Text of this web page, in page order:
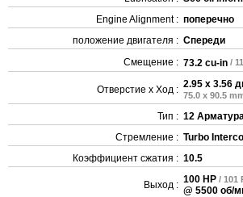
Engine Alignment : поперечно
положение двигателя : Спереди
Смещение : 73.2 cu-in /
Отверстие x Ход : 2.95 x 3.56
75.0 x 90.5
Тип : 12 Арматура
Стремление : Turbo
Коэффициент сжатия : 10.5
Выход : 100 HP / 101
@ 5500 об/